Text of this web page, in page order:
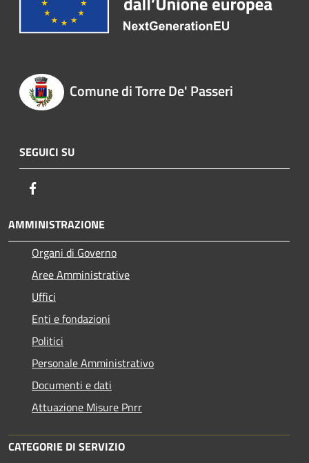
Comune di Torre De' Passeri
SEGUICI SU
AMMINISTRAZIONE
Organi di Governo
Aree Amministrative
Uffici
Enti e fondazioni
Politici
Personale Amministrativo
Documenti e dati
Attuazione Misure Pnrr
CATEGORIE DI SERVIZIO